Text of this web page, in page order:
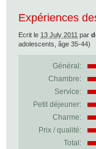
Expériences
Ecrit le 13 July 2011 par
adolescents, âge 35-44)
Général:
Chambre:
Service:
Petit déjeuner:
Charme:
Prix / qualité:
Total: